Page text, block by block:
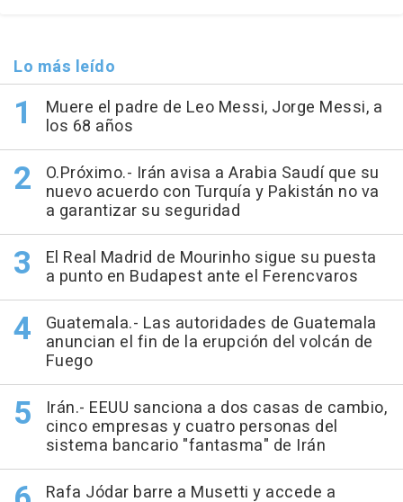
Lo más leído
Muere el padre de Leo Messi, Jorge Messi, a
los 68 años
O.Próximo.- Irán avisa a Arabia Saudí que su
nuevo acuerdo con Turquía y Pakistán no va
a garantizar su seguridad
El Real Madrid de Mourinho sigue su puesta
a punto en Budapest ante el Ferencvaros
Guatemala.- Las autoridades de Guatemala
anuncian el fin de la erupción del volcán de
Fuego
Irán.- EEUU sanciona a dos casas de cambio,
cinco empresas y cuatro personas del
sistema bancario "fantasma" de Irán
Rafa Jódar barre a Musetti y accede a